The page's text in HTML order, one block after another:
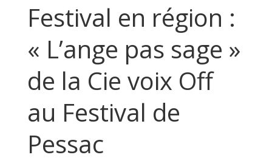
Festival en région :
« L’ange pas sage »
de la Cie voix Off
au Festival de
Pessac